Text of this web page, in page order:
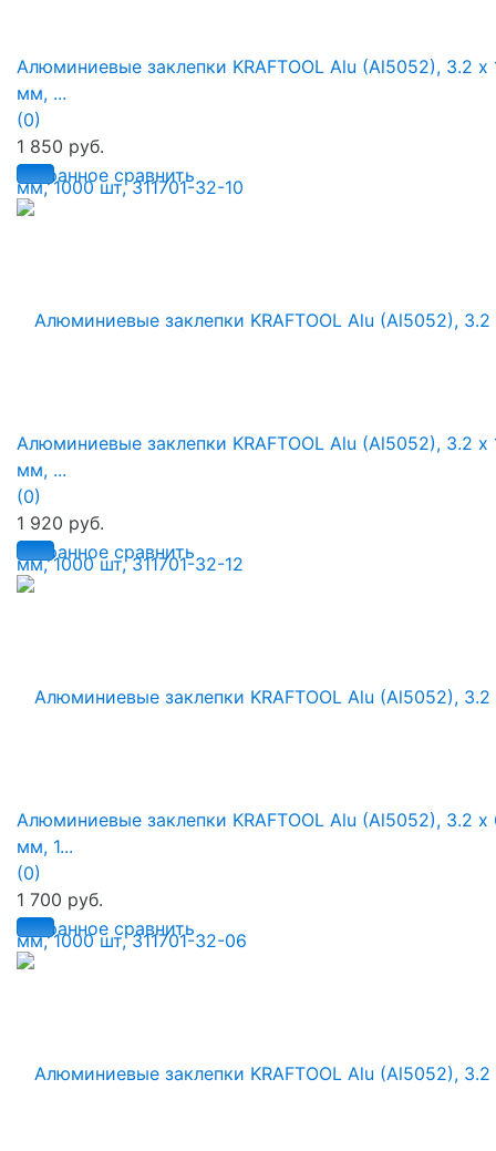
избранное сравнить
Алюминиевые заклепки KRAFTOOL Alu (Al5052), 3.2 х
мм, ...
(0)
1 850 руб.
избранное сравнить
Алюминиевые заклепки KRAFTOOL Alu (Al5052), 3.2 х
мм, ...
(0)
1 920 руб.
избранное сравнить
Алюминиевые заклепки KRAFTOOL Alu (Al5052), 3.2 х
мм, 1...
(0)
1 700 руб.